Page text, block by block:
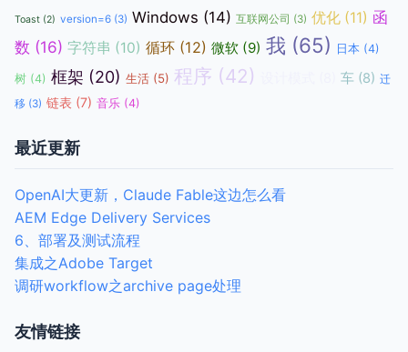
Toast (2) version=6 (3) Windows (14) 互联网公司 (3) 优化 (11) 函
数 (16) 字符串 (10) 循环 (12) 微软 (9) 我 (65) 日本 (4)
树 (4) 框架 (20) 生活 (5) 程序 (42) 车 (8) 迁
移 (3) 链表 (7) 音乐 (4)
最近更新
OpenAI大更新，Claude Fable这边怎么看
AEM Edge Delivery Services
6、部署及测试流程
集成之Adobe Target
调研workflow之archive page处理
友情链接